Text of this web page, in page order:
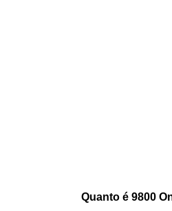
Quanto é 9800